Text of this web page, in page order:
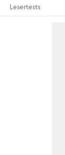
Lesertests